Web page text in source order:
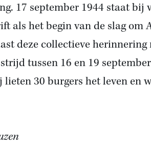
17 september 1944 staat bij
als het begin van de slag om
deze collectieve herinnering
tussen 16 en 19
30 burgers het leven en